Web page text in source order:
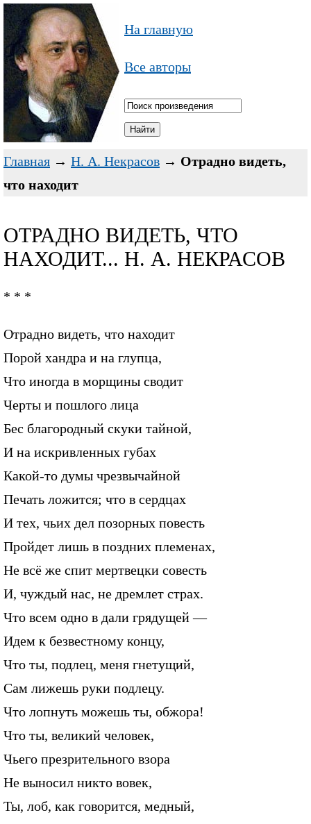
На главную
Все авторы
Главная → Н. А. Некрасов → Отрадно видеть,
что находит
ОТРАДНО ВИДЕТЬ, ЧТО
НАХОДИТ... Н. А. НЕКРАСОВ
* * *
Отрадно видеть, что находит
Порой хандра и на глупца,
Что иногда в морщины сводит
Черты и пошлого лица
Бес благородный скуки тайной,
И на искривленных губах
Какой-то думы чрезвычайной
Печать ложится; что в сердцах
И тех, чьих дел позорных повесть
Пройдет лишь в поздних племенах,
Не всё же спит мертвецки совесть
И, чуждый нас, не дремлет страх.
Что всем одно в дали грядущей —
Идем к безвестному концу,
Что ты, подлец, меня гнетущий,
Сам лижешь руки подлецу.
Что лопнуть можешь ты, обжора!
Что ты, великий человек,
Чьего презрительного взора
Не выносил никто вовек,
Ты, лоб, как говорится, медный,